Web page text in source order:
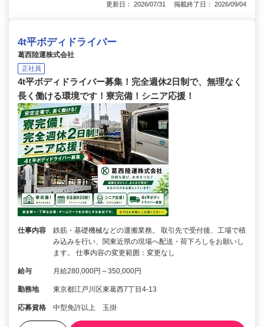
更新日： 2026/07/31 掲載終了日： 2026/09/04
4t平ボディドライバー
葛西陸運株式会社
正社員
4t平ボディドライバー募集！完全週休2日制で、無理なく
長く働ける環境です！寮完備！シニア応援！
仕事内容
鉄筋・基礎機械などの運搬業務。 取引先で受付後、工場で積
み込みを行い、関東近県の現場へ配送・荷下ろしをお願いし
ます。 仕事内容の変更範囲：変更なし
給与 月給280,000円～350,000円
勤務地 東京都江戸川区東葛西7丁目4-13
応募資格 中型免許以上 玉掛